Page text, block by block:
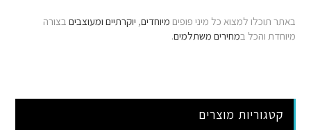
באתר תוכלו למצוא כל מיני פופים מיוחדים, יוקרתיים ומעוצבים בצורה
מיוחדת והכל במחירים משתלמים.
קטגוריות מוצרים